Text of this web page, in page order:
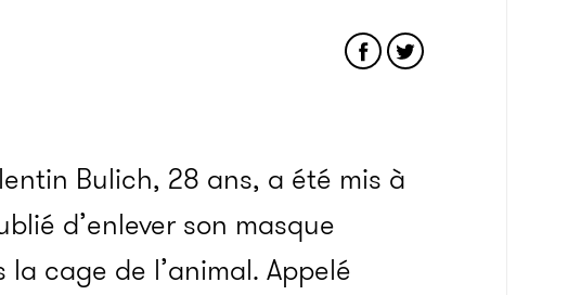
Bulich, 28 ans, a été mis à
d’enlever son masque
cage de l’animal. Appelé